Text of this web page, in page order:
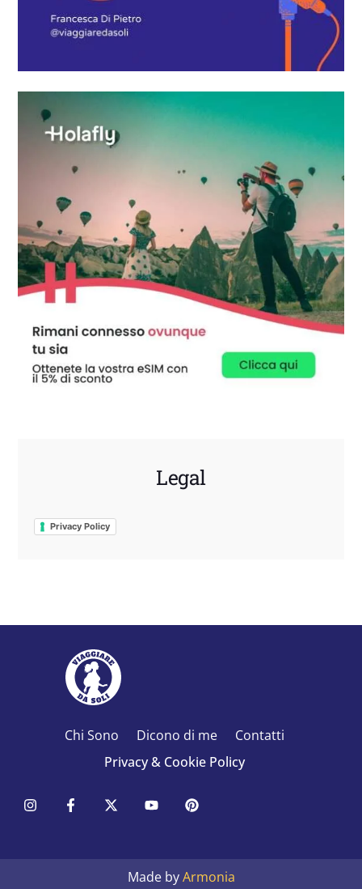
Legal
Privacy Policy
Chi Sono Dicono di me
Contatti
Privacy & Cookie Policy
Made byArmonia